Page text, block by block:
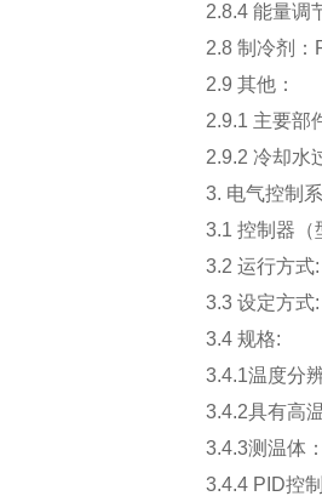
2.8.4 能量调
2.8 制冷剂
2.9 其他：
2.9.1 主要部
2.9.2 冷却水
3. 电气控制
3.1 控制器（
3.2 运行方式
3.3 设定方式
3.4 规格:
3.4.1温度分
3.4.2具有高
3.4.3测温体
3.4.4 PID控